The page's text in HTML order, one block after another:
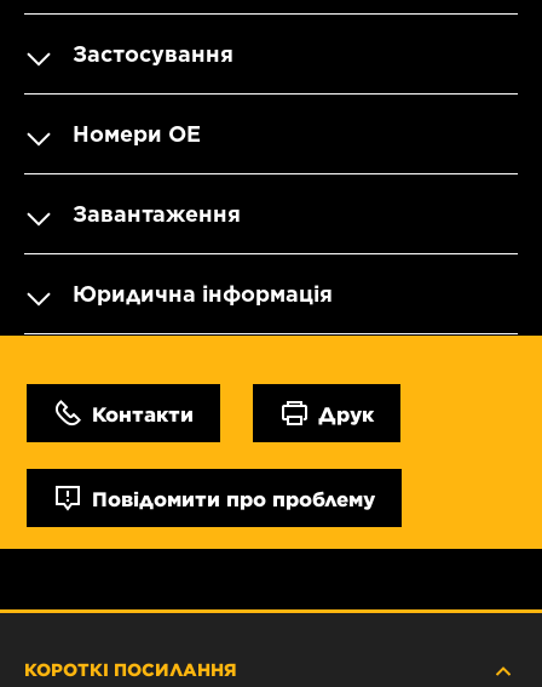
Застосування
Номери OE
Завантаження
Юридична інформація
Контакти Друк
Повідомити про проблему
КОРОТКІ ПОСИЛАННЯ